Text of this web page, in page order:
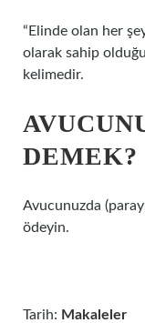
“Elinde olan her
olarak sahip
kelimedir.
DEMEK?
Avucunuzda
ödeyin.
Tarih: Makaleler